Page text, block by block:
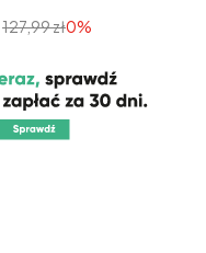
127,99 zł0%